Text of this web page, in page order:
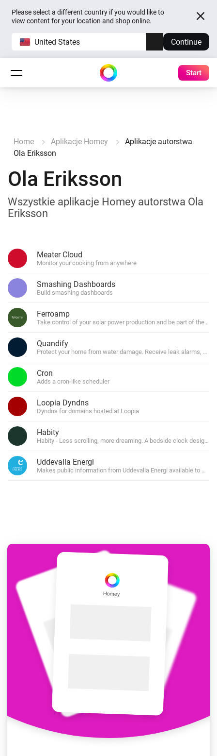
Please select a different country if you would like to
view content for your location and shop online.
United States Continue
Start
Home Aplikacje Homey
Aplikacje autorstwa
Ola Eriksson
Ola Eriksson
Wszystkie aplikacje Homey autorstwa Ola
Eriksson
Meater Cloud
Monitor your cooking from anywhere
Smashing Dashboards
Build smashing dashboards
Ferroamp
Take control of your solar power production and be part of the
Quandify
Protect your home from water damage. Receive leak alarms,
Cron
Adds a cron-like scheduler
Loopia Dyndns
Dyndns for domains hosted at Loopia
Habity
Habity - Less scrolling, more dreaming. A bedside clock
Uddevalla Energi
Makes public information from Uddevalla Energi available to